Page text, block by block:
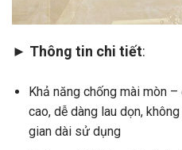
► Thông tin chi tiết:
Khả năng chống mài mòn
cao, dễ dàng lau dọn,
gian dài sử dụng